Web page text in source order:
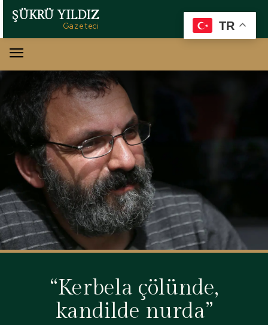
ŞÜKRÜ YILDIZ
Gazeteci
“Kerbela çölünde,
kandilde nurda”
TR